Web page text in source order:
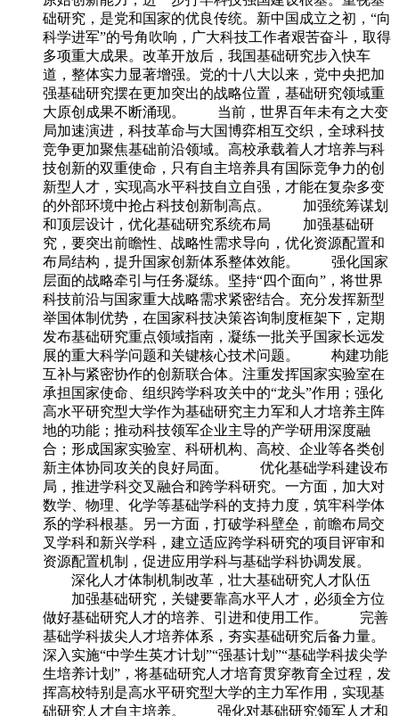
础研究，是党和国家的优良传统。新中国成立之初，“向
科学进军”的号角吹响，广大科技工作者艰苦奋斗，取得
多项重大成果。改革开放后，我国基础研究步入快车
道，整体实力显著增强。党的十八大以来，党中央把加
强基础研究摆在更加突出的战略位置，基础研究领域重
大原创成果不断涌现。 当前，世界百年未有之大变
局加速演进，科技革命与大国博弈相互交织，全球科技
竞争更加聚焦基础前沿领域。高校承载着人才培养与科
技创新的双重使命，只有自主培养具有国际竞争力的创
新型人才，实现高水平科技自立自强，才能在复杂多变
的外部环境中抢占科技创新制高点。 加强统筹谋划
和顶层设计，优化基础研究系统布局 加强基础研
究，要突出前瞻性、战略性需求导向，优化资源配置和
布局结构，提升国家创新体系整体效能。 强化国家
层面的战略牵引与任务凝练。坚持“四个面向”，将世界
科技前沿与国家重大战略需求紧密结合。充分发挥新型
举国体制优势，在国家科技决策咨询制度框架下，定期
发布基础研究重点领域指南，凝练一批关乎国家长远发
展的重大科学问题和关键核心技术问题。 构建功能
互补与紧密协作的创新联合体。注重发挥国家实验室在
承担国家使命、组织跨学科攻关中的“龙头”作用；强化
高水平研究型大学作为基础研究主力军和人才培养主阵
地的功能；推动科技领军企业主导的产学研用深度融
合；形成国家实验室、科研机构、高校、企业等各类创
新主体协同攻关的良好局面。 优化基础学科建设布
局，推进学科交叉融合和跨学科研究。一方面，加大对
数学、物理、化学等基础学科的支持力度，筑牢科学体
系的学科根基。另一方面，打破学科壁垒，前瞻布局交
叉学科和新兴学科，建立适应跨学科研究的项目评审和
资源配置机制，促进应用学科与基础学科协调发展。
深化人才体制机制改革，壮大基础研究人才队伍
加强基础研究，关键要靠高水平人才，必须全方位
做好基础研究人才的培养、引进和使用工作。 完善
基础学科拔尖人才培养体系，夯实基础研究后备力量。
深入实施“中学生英才计划”“强基计划”“基础学科拔尖学
生培养计划”，将基础研究人才培育贯穿教育全过程，发
挥高校特别是高水平研究型大学的主力军作用，实现基
础研究人才自主培养。 强化对基础研究领军人才和